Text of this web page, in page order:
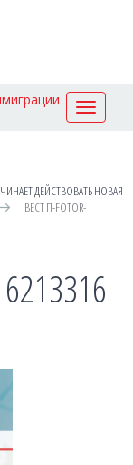
Toggle
ДЕЙСТВОВАТЬ НОВАЯ
ВЕСТ П-FOTOR-